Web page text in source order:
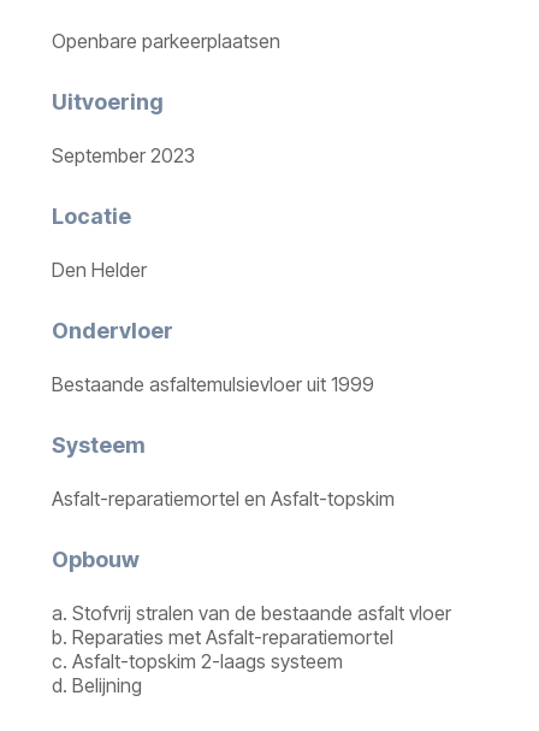
Openbare parkeerplaatsen
Uitvoering
September 2023
Locatie
Den Helder
Ondervloer
Bestaande asfaltemulsievloer uit 1999
Systeem
Asfalt-reparatiemortel en Asfalt-topskim
Opbouw
a. Stofvrij stralen van de bestaande asfalt vloer
b. Reparaties met Asfalt-reparatiemortel
c. Asfalt-topskim 2-laags systeem
d. Belijning